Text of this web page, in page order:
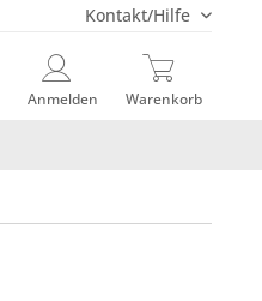
Kontakt/Hilfe
Anmelden Warenkorb